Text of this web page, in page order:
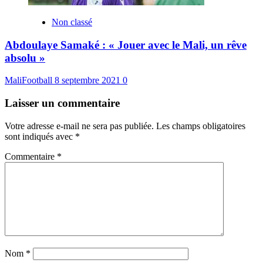
Non classé
Abdoulaye Samaké : « Jouer avec le Mali, un rêve
absolu »
MaliFootball 8 septembre 2021 0
Laisser un commentaire
Votre adresse e-mail ne sera pas publiée. Les champs obligatoires
sont indiqués avec *
Commentaire *
Nom *